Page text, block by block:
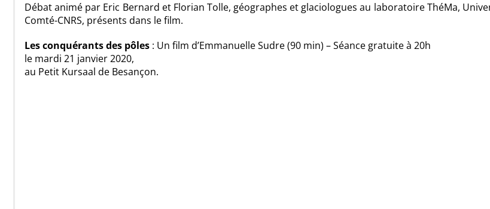
Débat animé par Eric Bernard et Florian Tolle, géographes et glaciologues au laboratoire ThéMa,
Comté-CNRS, présents dans le film.
Les conquérants des pôles : Un film d’Emmanuelle Sudre (90 min) – Séance gratuite à 20h
le mardi 21 janvier 2020,
au Petit Kursaal de Besançon.